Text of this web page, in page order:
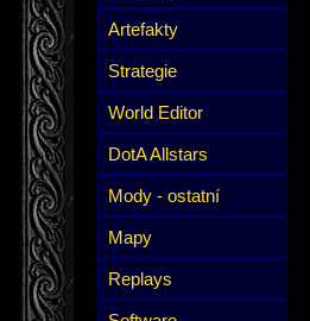
Artefakty
Strategie
World Editor
DotA Allstars
Mody - ostatní
Mapy
Replays